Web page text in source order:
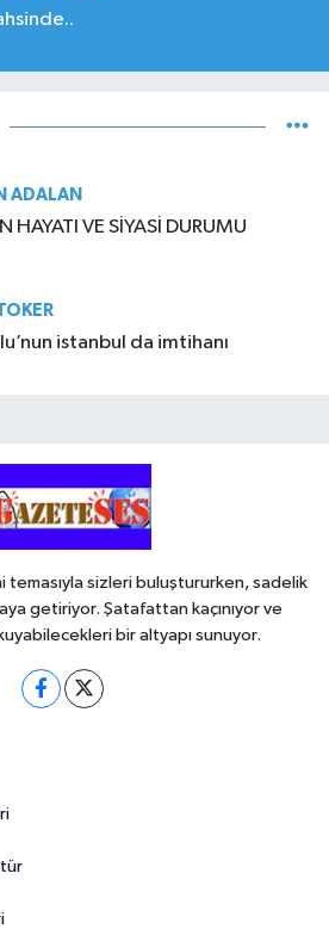
ADALAN
HAYATI VE SİYASİ DURUMU
istanbul da imtihanı
sizleri buluştururken, sadelik
getiriyor. Şatafattan kaçınıyor ve
bir altyapı sunuyor.